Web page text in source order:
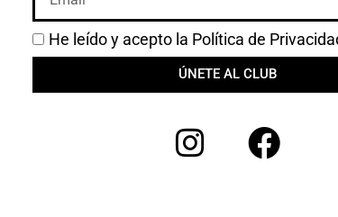
He leído y acepto la Política de
ÚNETE AL CLUB